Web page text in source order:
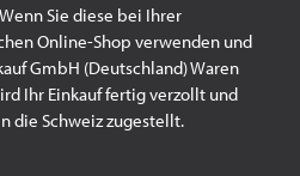
Sie diese bei Ihrer
Online-Shop verwenden und
GmbH (Deutschland) Waren
Ihr Einkauf fertig verzollt und
die Schweiz zugestellt.